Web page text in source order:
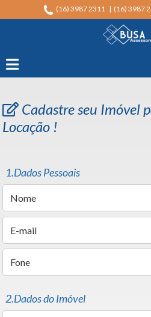
(16) 3987 2311 | (16) 3987
Cadastre seu Imóvel
Locação !
1.Dados Pessoais
2.Dados do Imóvel